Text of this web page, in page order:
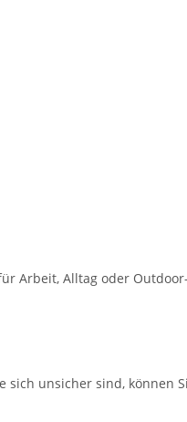
Arbeit, Alltag oder
unsicher sind, können